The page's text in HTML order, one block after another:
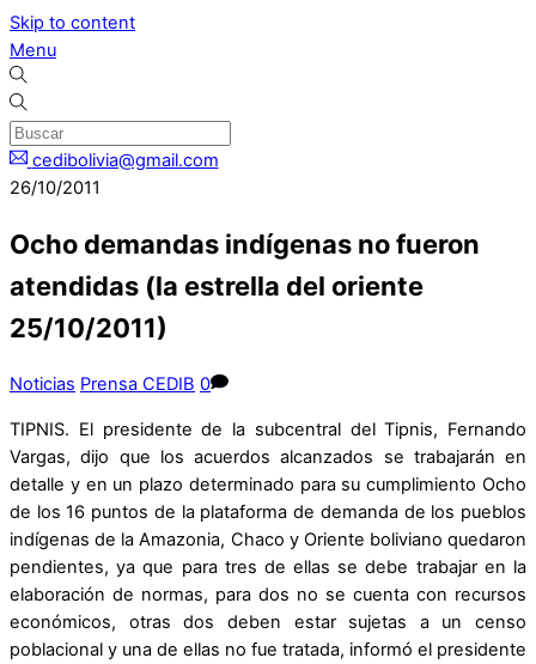
Skip to content
Menu
cedibolivia@gmail.com
26/10/2011
Ocho demandas indígenas no fueron
atendidas (la estrella del oriente
25/10/2011)
Noticias Prensa CEDIB 0
TIPNIS. El presidente de la subcentral del Tipnis, Fernando
Vargas, dijo que los acuerdos alcanzados se trabajarán en
detalle y en un plazo determinado para su cumplimiento Ocho
de los 16 puntos de la plataforma de demanda de los pueblos
indígenas de la Amazonia, Chaco y Oriente boliviano quedaron
pendientes, ya que para tres de ellas se debe trabajar en la
elaboración de normas, para dos no se cuenta con recursos
económicos, otras dos deben estar sujetas a un censo
poblacional y una de ellas no fue tratada, informó el presidente